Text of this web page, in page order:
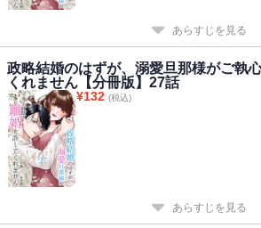
あらすじを見る
政略結婚のはずが、溺愛旦那様がご執
くれません【分冊版】27話
¥132 (税込)
あらすじを見る